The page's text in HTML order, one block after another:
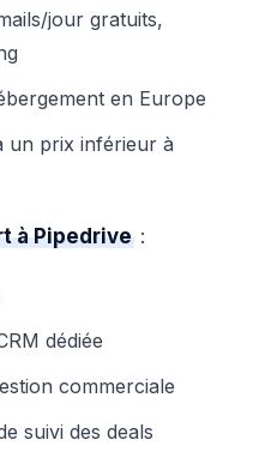
jour gratuits,
en Europe
un prix inférieur à
à Pipedrive :
dédiée
commerciale
suivi des deals